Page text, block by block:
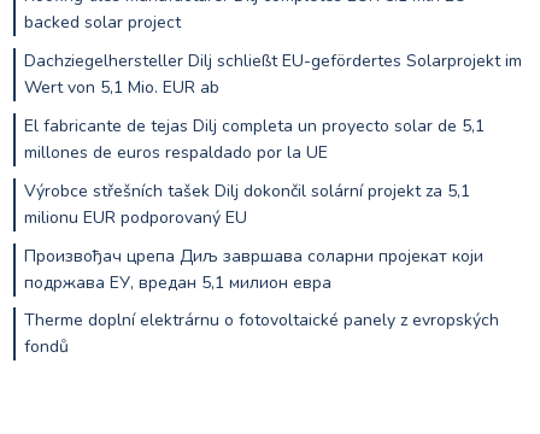
backed solar project
Dachziegelhersteller Dilj schließt EU-gefördertes Solarprojekt im
Wert von 5,1 Mio. EUR ab
El fabricante de tejas Dilj completa un proyecto solar de 5,1
millones de euros respaldado por la UE
Výrobce střešních tašek Dilj dokončil solární projekt za 5,1
milionu EUR podporovaný EU
Произвођач црепа Диљ завршава соларни пројекат који
подржава ЕУ, вредан 5,1 милион евра
Therme doplní elektrárnu o fotovoltaické panely z evropských
fondů